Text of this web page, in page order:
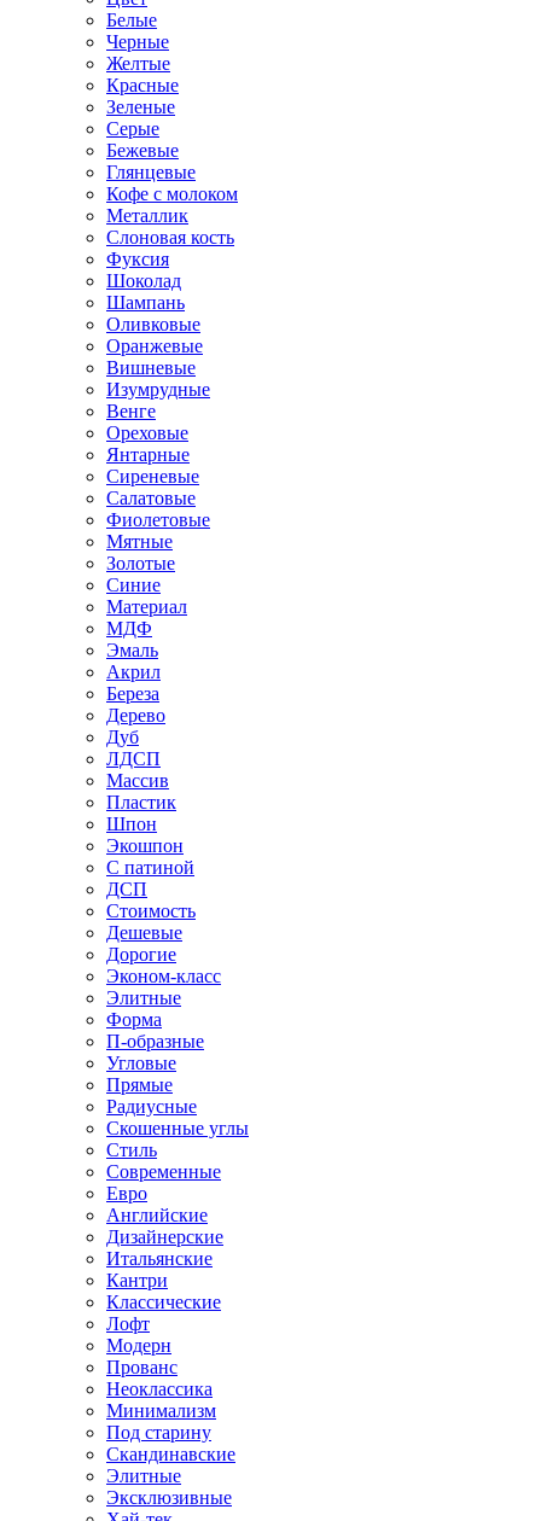
Белые
Черные
Желтые
Красные
Зеленые
Серые
Бежевые
Глянцевые
Кофе с молоком
Металлик
Слоновая кость
Фуксия
Шоколад
Шампань
Оливковые
Оранжевые
Вишневые
Изумрудные
Венге
Ореховые
Янтарные
Сиреневые
Салатовые
Фиолетовые
Мятные
Золотые
Синие
Материал
МДФ
Эмаль
Акрил
Береза
Дерево
Дуб
ЛДСП
Массив
Пластик
Шпон
Экошпон
С патиной
ДСП
Стоимость
Дешевые
Дорогие
Эконом-класс
Элитные
Форма
П-образные
Угловые
Прямые
Радиусные
Скошенные углы
Стиль
Современные
Евро
Английские
Дизайнерские
Итальянские
Кантри
Классические
Лофт
Модерн
Прованс
Неоклассика
Минимализм
Под старину
Скандинавские
Элитные
Эксклюзивные